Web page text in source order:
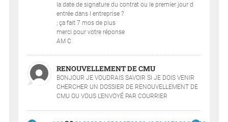
la date de signature du contrat ou le premier jour d
entrée dans l entreprise ?
; ça fait 7 mos de plus
merci pour votre réponse
AM C
RENOUVELLEMENT DE CMU
BONJOUR JE VOUDRAIS SAVOIR SI JE DOIS VENIR
CHERCHER UN DOSSIER DE RENOUVELLEMENT DE
CMU OU VOUS L'ENVOYÉ PAR COURRIER